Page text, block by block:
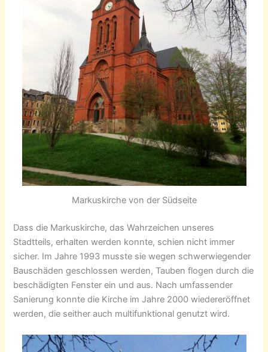
Markuskirche von der Südseite
Dass die Markuskirche, das Wahrzeichen unseres
Stadtteils, erhalten werden konnte, schien nicht immer
sicher. Im Jahre 1993 musste sie wegen schwerwiegender
Bauschäden geschlossen werden, Tauben flogen durch die
beschädigten Fenster ein und aus. Nach umfassender
Sanierung konnte die Kirche im Jahre 2000 wiedereröffnet
werden, die seither auch multifunktional genutzt wird.